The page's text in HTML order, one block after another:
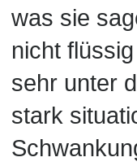
was sie
nicht
sehr unter
stark